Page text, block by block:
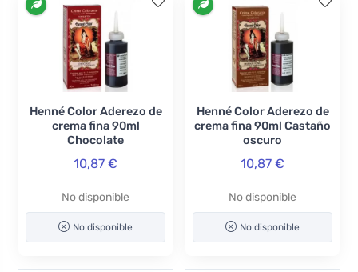
Henné Color Aderezo de
crema fina 90ml
Chocolate
10,87 €
No disponible
No disponible
Henné Color Aderezo de
crema fina 90ml Castaño
oscuro
10,87 €
No disponible
No disponible